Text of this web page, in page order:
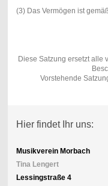
(3) Das Vermögen ist
Diese Satzung ersetzt alle
Vorstehende
Hier findet Ihr uns:
Musikverein Morbach
Tina Lengert
Lessingstraße 4